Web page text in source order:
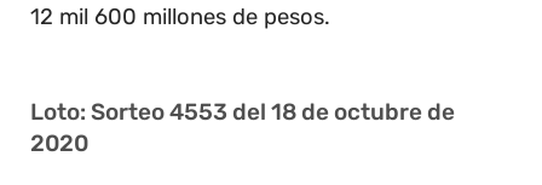
12 mil 600 millones de pesos.
Loto: Sorteo 4553 del 18 de octubre de
2020